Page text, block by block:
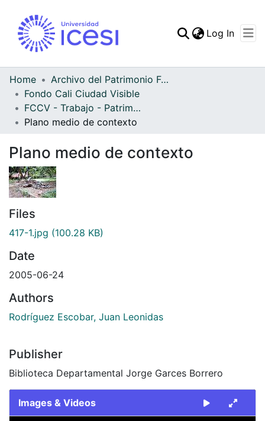
Log In
Home
Archivo del Patrimonio Fotográfico y Fílmico del Valle del Cauca
Fondo Cali Ciudad Visible
FCCV - Trabajo - Patrimonial
Plano medio de contexto
Plano medio de contexto
Files
417-1.jpg (100.28 KB)
Date
2005-06-24
Authors
Rodríguez Escobar, Juan Leonidas
Publisher
Biblioteca Departamental Jorge Garces Borrero
Images & Videos